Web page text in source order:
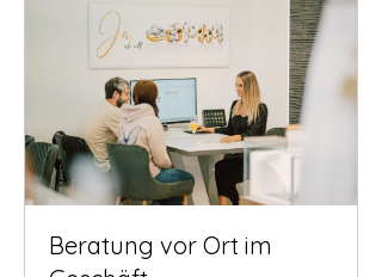
Beratung vor Ort im